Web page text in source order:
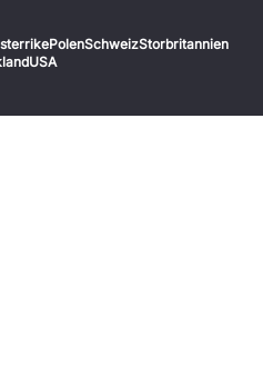
PolenSchweizStorbritannien
USA